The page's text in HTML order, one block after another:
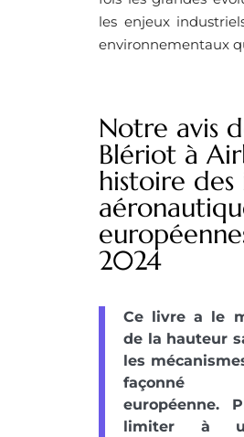
les enjeux
environnementaux
Notre avis
Blériot à
histoire des
2024
Ce livre a le
de la hauteur
les
façonné
européenne.
limiter à